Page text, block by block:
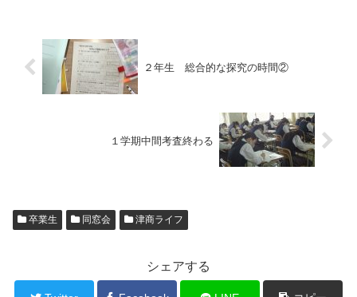
２年生 総合的な探究の時間②
１学期中間考査終わる
卒業生 同窓会 津商ライフ
シェアする